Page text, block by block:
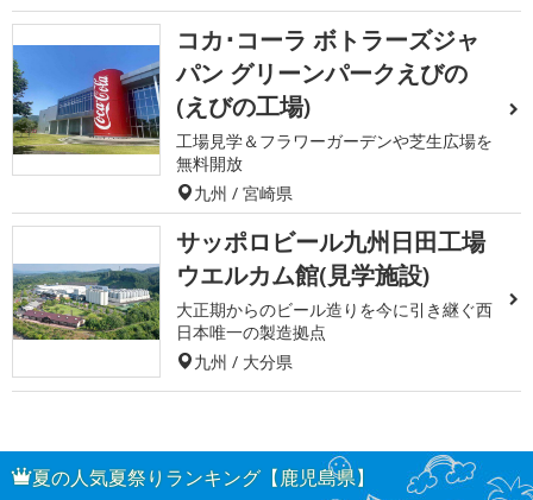
コカ･コーラ ボトラーズジャ
パン グリーンパークえびの
(えびの工場)
工場見学＆フラワーガーデンや芝生広場を
無料開放
九州 / 宮崎県
サッポロビール九州日田工場
ウエルカム館(見学施設)
大正期からのビール造りを今に引き継ぐ西
日本唯一の製造拠点
九州 / 大分県
夏の人気夏祭りランキング【鹿児島県】